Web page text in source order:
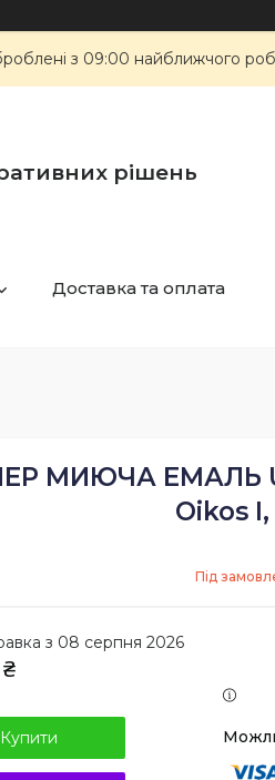
з 09:00 найближчого
рішень
Доставка та оплата
МИЮЧА ЕМАЛЬ
Oikos I,
Під
з 08 серпня 2026
Купити